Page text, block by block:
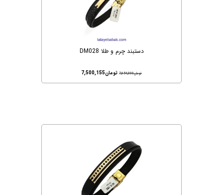
دستبند چرم و طلا DM028
تومان7,654,000 تومان7,500,155